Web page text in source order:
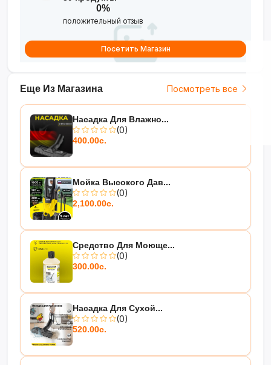
Еще Из Магазина Посмотреть все
Насадка Для Влажно...
(0)
400.00с.
Мойка Высокого Дав...
(0)
2,100.00с.
Средство Для Моюще...
(0)
300.00с.
Насадка Для Сухой...
(0)
520.00с.
0%
положительный отзыв
Посетить Магазин